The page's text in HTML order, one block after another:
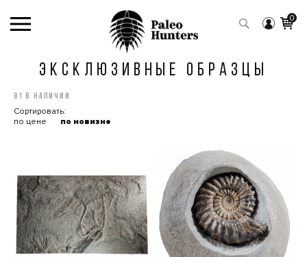
0
ЭКСКЛЮЗИВНЫЕ ОБРАЗЦЫ
81 в наличии
Сортировать:
по цене
по новизне